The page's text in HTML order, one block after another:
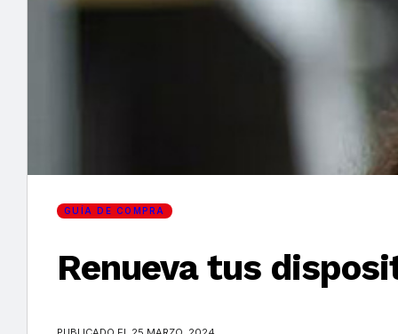
Encuentra tu noticia
GUÍA DE COMPRA
Renueva tus